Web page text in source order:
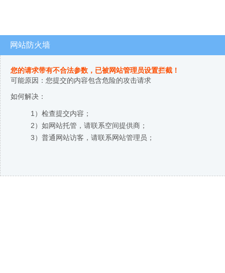
网站防火墙
您的请求带有不合法参数，已被网站管理员设置拦截！
可能原因：您提交的内容包含危险的攻击请求
如何解决：
1）检查提交内容；
2）如网站托管，请联系空间提供商；
3）普通网站访客，请联系网站管理员；